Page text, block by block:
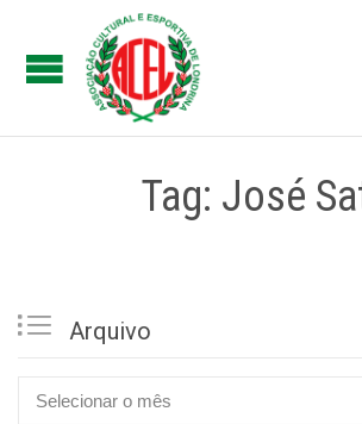
Tag: José
 Arquivo
